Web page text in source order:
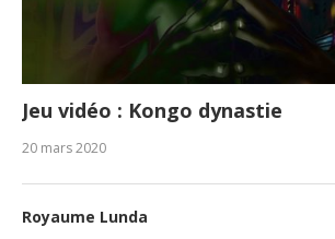
Jeu vidéo : Kongo dynastie
20 mars 2020
Royaume Lunda